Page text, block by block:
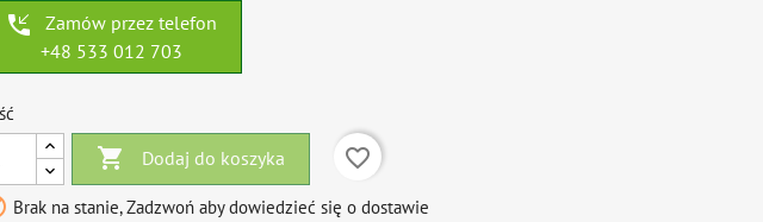
phone_callback
Zamów przez telefon
+48 533 012 703
 Dodaj do koszyka
favorite_border
Brak na stanie, Zadzwoń aby dowiedzieć się o dostawie